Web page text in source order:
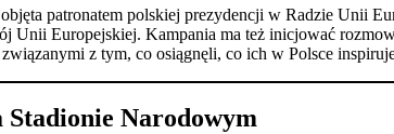
patronatem polskiej prezydencji w Radzie Unii
Unii Europejskiej. Kampania ma też inicjować
z tym, co osiągnęli, co ich w Polsce
Narodowym